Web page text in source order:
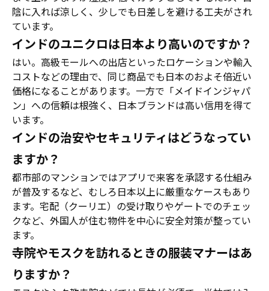
陰に入れば涼しく、少しでも日差しを避ける工夫がされ
ています。
インドのユニクロは日本より高いのですか？
はい。高級モールへの出店といったロケーションや輸入
コストなどの理由で、同じ商品でも日本のおよそ倍近い
価格になることがあります。一方で「メイドインジャパ
ン」への信頼は根強く、日本ブランドは高い信用を得て
います。
インドの治安やセキュリティはどうなってい
ますか？
都市部のマンションではアプリで来客を承認する仕組み
が普及するなど、むしろ日本以上に厳重なケースもあり
ます。宅配（クーリエ）の受け取りやゲートでのチェッ
クなど、外国人が住む物件を中心に安全対策が整ってい
ます。
寺院やモスクを訪れるときの服装マナーはあ
りますか？